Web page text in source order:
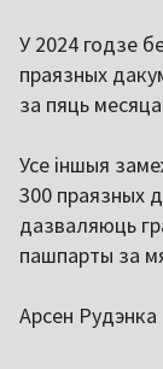
У 2024 годзе
праязных
за пяць
Усе іншыя
300 праязных
дазваляюць
пашпарты за
Арсен Рудэнка